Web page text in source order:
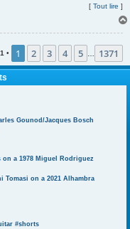
[ Tout lire ]
• 1 2 3 4 5 1371
Gounod/Jacques Bosch
a 1978 Miguel Rodriguez
Tomasi on a 2021 Alhambra
#shorts